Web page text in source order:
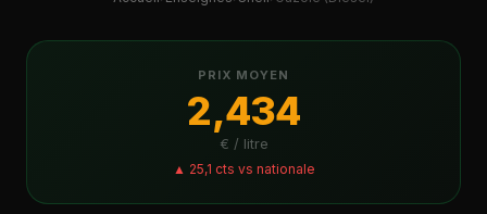
PRIX MOYEN
2,434
€ / litre
▲ 25,1 cts vs nationale